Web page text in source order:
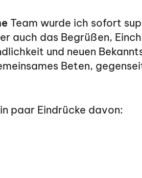
Team wurde ich sofort
auch das Begrüßen,
und neuen
Beten,
paar Eindrücke davon: